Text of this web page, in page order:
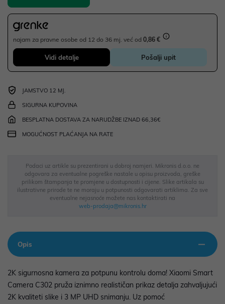
najam za pravne osobe od 12 do 36 mj. već od 0,86 €
Vidi detalje Pošalji upit
JAMSTVO 12 MJ.
SIGURNA KUPOVINA
BESPLATNA DOSTAVA ZA NARUDŽBE IZNAD 66,36€
MOGUĆNOST PLAĆANJA NA RATE
Podaci uz artikle su prezentirani u dobroj namjeri. Mikronis d.o.o. ne
odgovara za eventualne pogreške nastale u opisu proizvoda, greške
prilikom štampanja te promjene u dostupnosti i cijene. Slike artikala su
ilustrativne prirode te ne moraju u potpunosti odgovarati artiklima. Za sve
eventualne nejasnoće možete nas kontaktirati na
web-prodaja@mikronis.hr
Opis
2K sigurnosna kamera za potpunu kontrolu doma! Xiaomi Smart
Camera C302 pruža iznimno realističan prikaz detalja zahvaljujući
2K kvaliteti slike i 3 MP UHD snimanju. Uz pomoć